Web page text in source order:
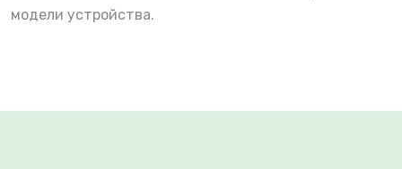
модели устройства.